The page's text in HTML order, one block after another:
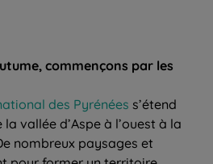
commençons par les
des Pyrénées s’étend
vallée d’Aspe à l’ouest à la
nombreux paysages et